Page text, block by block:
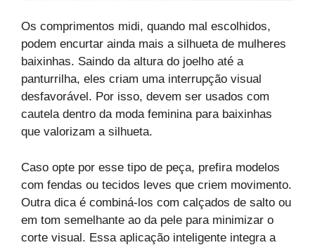
Os comprimentos midi, quando mal escolhidos,
podem encurtar ainda mais a silhueta de mulheres
baixinhas. Saindo da altura do joelho até a
panturrilha, eles criam uma interrupção visual
desfavorável. Por isso, devem ser usados com
cautela dentro da moda feminina para baixinhas
que valorizam a silhueta.
Caso opte por esse tipo de peça, prefira modelos
com fendas ou tecidos leves que criem movimento.
Outra dica é combiná-los com calçados de salto ou
em tom semelhante ao da pele para minimizar o
corte visual. Essa aplicação inteligente integra a